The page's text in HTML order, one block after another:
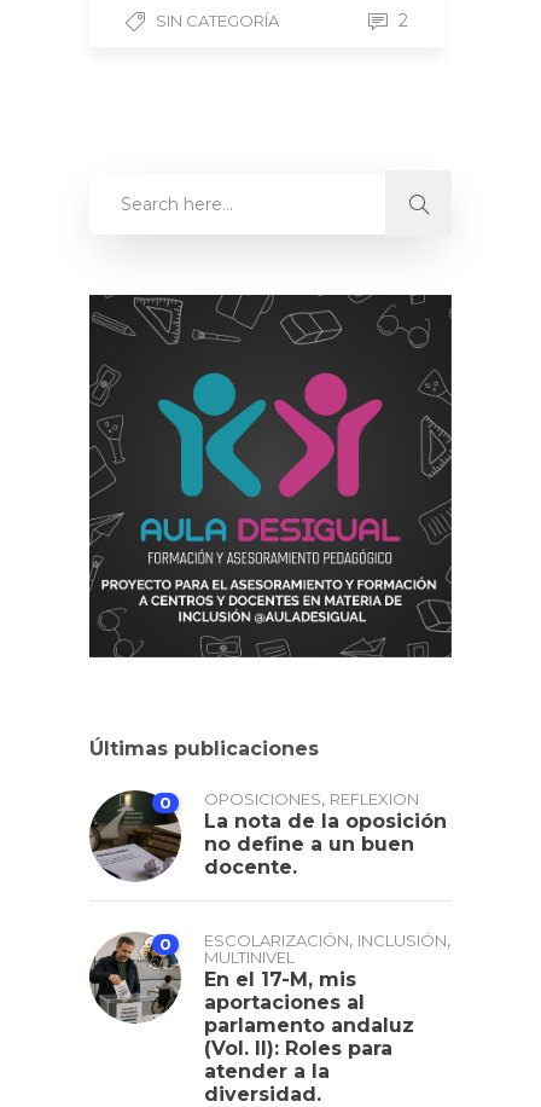
SIN CATEGORÍA 2
Últimas publicaciones
0 OPOSICIONES, REFLEXION
La nota de la oposición
no define a un buen
docente.
0 ESCOLARIZACIÓN, INCLUSIÓN,
MULTINIVEL
En el 17-M, mis
aportaciones al
parlamento andaluz
(Vol. II): Roles para
atender a la
diversidad.